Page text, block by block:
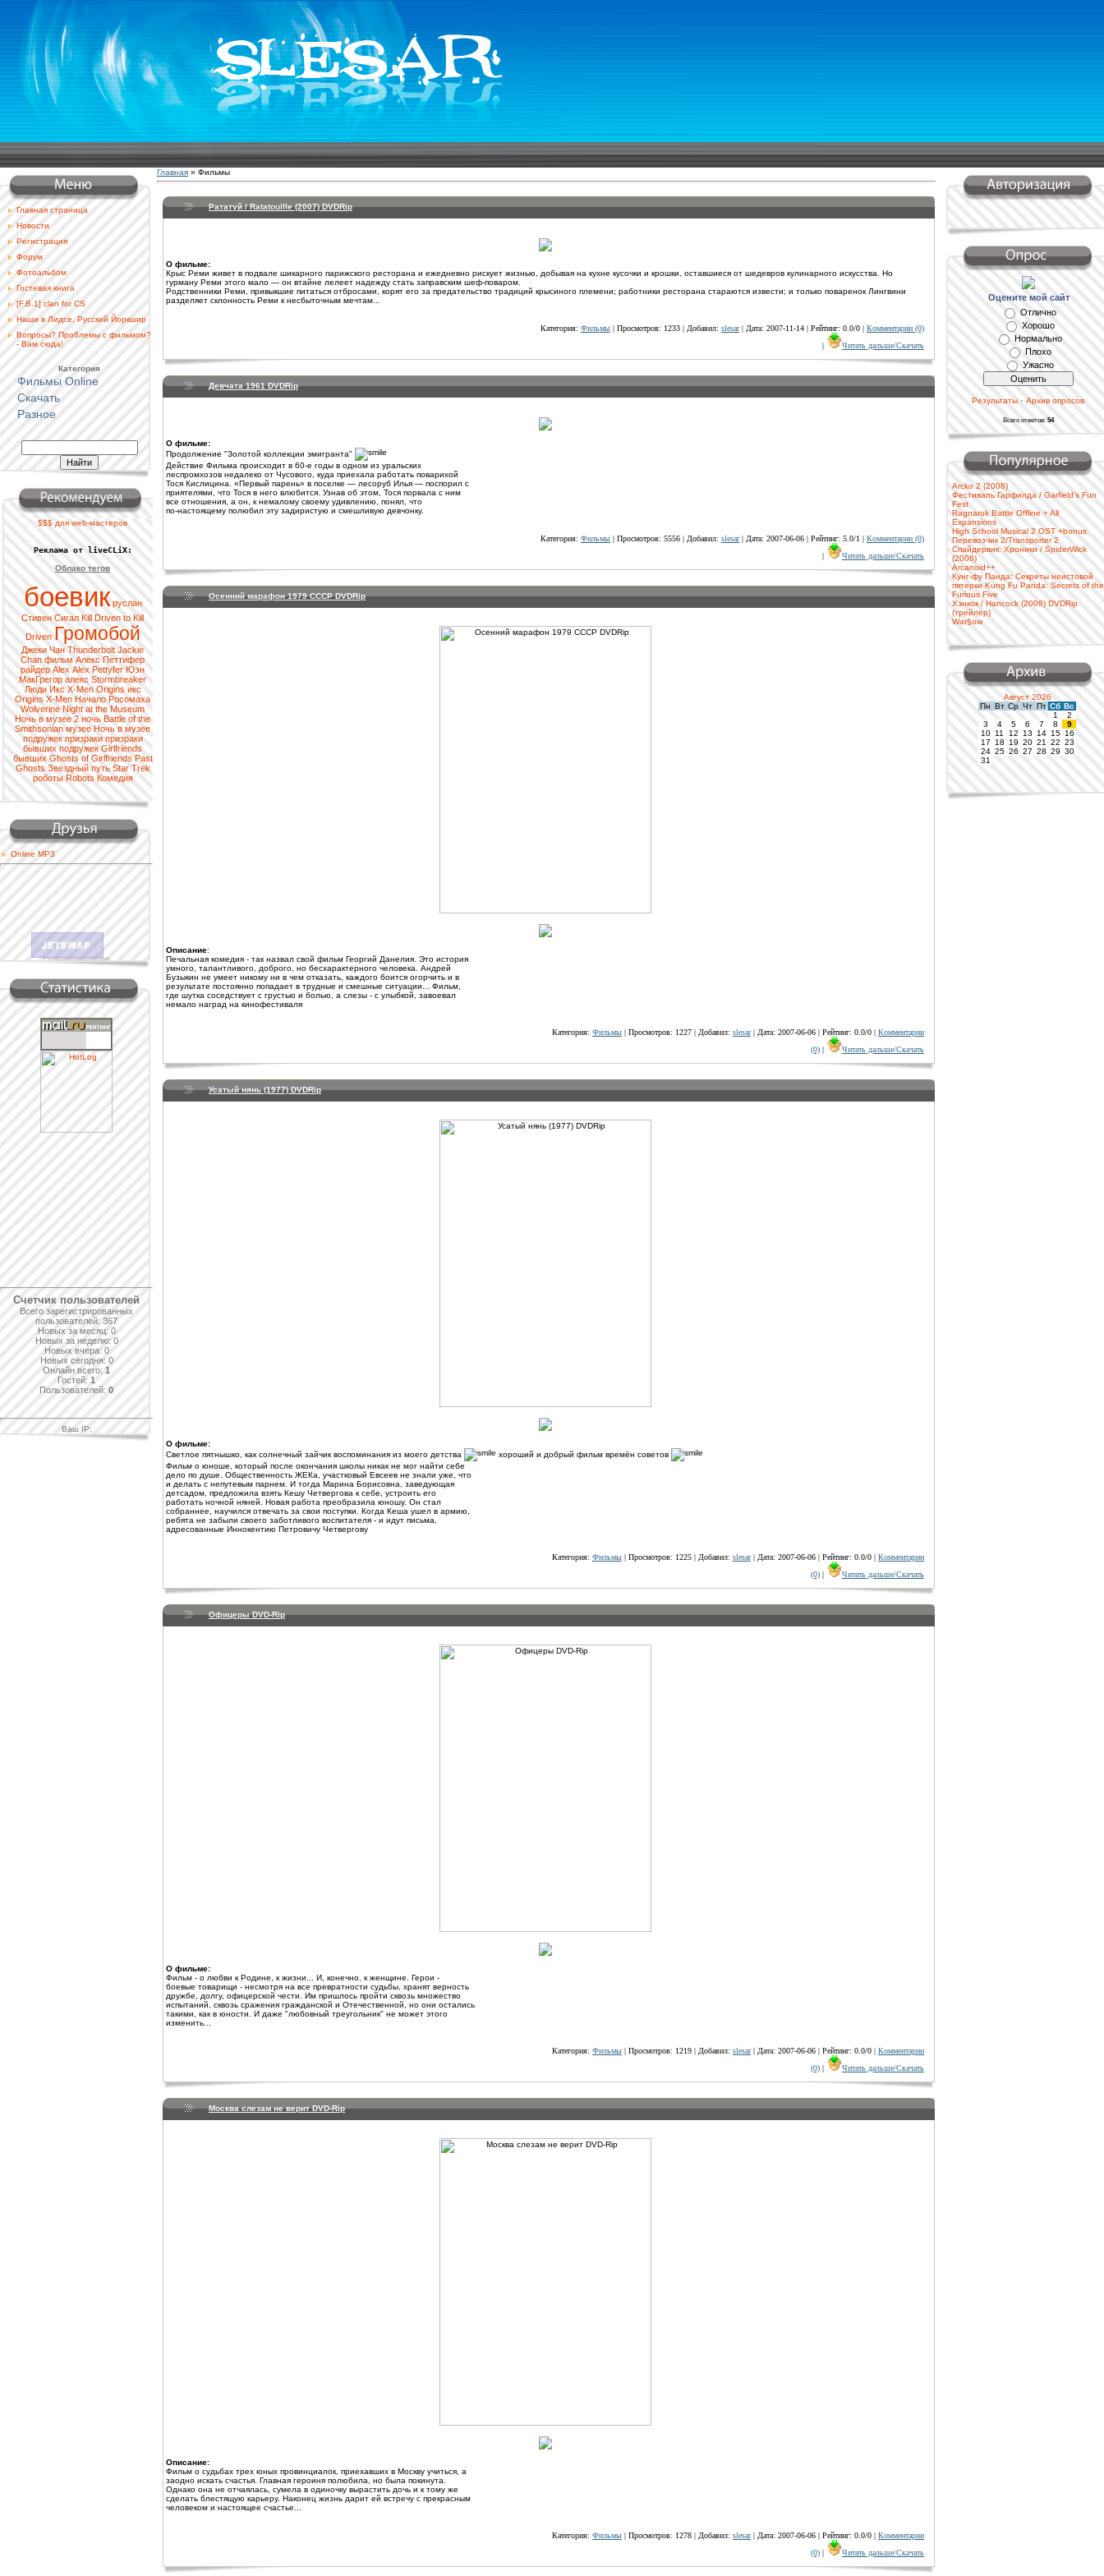
Главная страница
Новости
Регистрация
Форум
Фотоальбом
Гостевая книга
[F.B.1] clan for CS
Наши в Лидсе, Русский Йоркшир
Вопросы? Проблемы с фильмом?
- Вам сюда!
Категория
Фильмы Online
Скачать
Разное
$$$ для web-мастеров
Реклама от liveCLiX:
Облако тегов
боевик руслан
Стивен Сигал Kill Driven to Kill
Driven Громобой
Джеки Чан Thunderbolt Jackie
Chan фильм Алекс Петтифер
райдер Alex Alex Pettyfer Юэн
МакГрегор алекс Stormbreaker
Люди Икс X-Men Origins икс
Origins X-Men Начало Росомаха
Wolverine Night at the Museum
Ночь в музее 2 ночь Battle of the
Smithsonian музее Ночь в музее
подружек призраки призраки
бывших подружек Girlfriends
бывших Ghosts of Girlfriends Past
Ghosts Звездный путь Star Trek
роботы Robots Комедия
Online MP3
Наша кнопка
Счетчик пользователей
Всего зарегистрированных
пользователей: 367
Новых за месяц: 0
Новых за неделю: 0
Новых вчера: 0
Новых сегодня: 0
Онлайн всего: 1
Гостей: 1
Пользователей: 0
Ваш IP:
Главная » Фильмы
Рататуй / Ratatouille (2007) DVDRip
О фильме:
Крыс Реми живет в подвале шикарного парижского ресторана и ежедневно рискует жизнью, добывая на кухне кусочки и крошки, оставшиеся от шедевров кулинарного искусства. Но
гурману Реми этого мало — он втайне лелеет надежду стать заправским шеф-поваром.
Родственники Реми, привыкшие питаться отбросами, корят его за предательство традиций крысиного племени; работники ресторана стараются извести; и только поваренок Лингвини
разделяет склонность Реми к несбыточным мечтам...
Категория: Фильмы | Просмотров: 1233 | Добавил: slesar| Дата: 2007-11-14 | Рейтинг: 0.0/0 | Комментарии (0)
|
Читать дальше/Скачать
Девчата 1961 DVDRip
О фильме:
Продолжение "Золотой коллекции эмигранта"
Действие Фильма происходит в 60-е годы в одном из уральских
леспромхозов недалеко от Чусового, куда приехала работать поварихой
Тося Кислицина. «Первый парень» в поселке — лесоруб Илья — поспорил с
приятелями, что Тося в него влюбится. Узнав об этом, Тося порвала с ним
все отношения, а он, к немалому своему удивлению, понял, что
по-настоящему полюбил эту задиристую и смешливую девчонку.
Категория: Фильмы | Просмотров: 5556 | Добавил: slesar| Дата: 2007-06-06 | Рейтинг: 5.0/1 | Комментарии (0)
|
Читать дальше/Скачать
Осенний марафон 1979 СССР DVDRip
Описание:
Печальная комедия - так назвал свой фильм Георгий Данелия. Это история
умного, талантливого, доброго, но бесхарактерного человека. Андрей
Бузыкин не умеет никому ни в чем отказать, каждого боится огорчить и в
результате постоянно попадает в трудные и смешные ситуации... Фильм,
где шутка соседствует с грустью и болью, а слезы - с улыбкой, завоевал
немало наград на кинофестиваля
Категория: Фильмы | Просмотров: 1227 | Добавил: slesar| Дата: 2007-06-06 | Рейтинг: 0.0/0 | Комментарии
(0) | Читать дальше/Скачать
Усатый нянь (1977) DVDRip
О фильме:
Светлое пятнышко, как солнечный зайчик воспоминания из моего детства
хороший и добрый фильм времён советов
Фильм о юноше, который после окончания школы никак не мог найти себе
дело по душе. Общественность ЖЕКа, участковый Евсеев не знали уже, что
и делать с непутевым парнем. И тогда Марина Борисовна, заведующая
детсадом, предложила взять Кешу Четвергова к себе, устроить его
работать ночной няней. Новая работа преобразила юношу. Он стал
собраннее, научился отвечать за свои поступки. Когда Кеша ушел в армию,
ребята не забыли своего заботливого воспитателя - и идут письма,
адресованные Иннокентию Петровичу Четвергову
Категория: Фильмы | Просмотров: 1225 | Добавил: slesar| Дата: 2007-06-06 | Рейтинг: 0.0/0 | Комментарии
(0) | Читать дальше/Скачать
Офицеры DVD-Rip
О фильме:
Фильм - о любви к Родине, к жизни... И, конечно, к женщине. Герои -
боевые товарищи - несмотря на все превратности судьбы, хранят верность
дружбе, долгу, офицерской чести. Им пришлось пройти сквозь множество
испытаний, сквозь сражения гражданской и Отечественной, но они остались
такими, как в юности. И даже "любовный треугольник" не может этого
изменить...
Категория: Фильмы | Просмотров: 1219 | Добавил: slesar| Дата: 2007-06-06 | Рейтинг: 0.0/0 | Комментарии
(0) | Читать дальше/Скачать
Москва слезам не верит DVD-Rip
Описание:
Фильм о судьбах трех юных провинциалок, приехавших в Москву учиться, а
заодно искать счастья. Главная героиня полюбила, но была покинута.
Однако она не отчаялась, сумела в одиночку вырастить дочь и к тому же
сделать блестящую карьеру. Наконец жизнь дарит ей встречу с прекрасным
человеком и настоящее счастье...
Категория: Фильмы | Просмотров: 1278 | Добавил: slesar| Дата: 2007-06-06 | Рейтинг: 0.0/0 | Комментарии
(0) | Читать дальше/Скачать
Оцените мой сайт
Отлично
Хорошо
Нормально
Плохо
Ужасно
Результаты · Архив опросов
Всего ответов: 54
Arcko 2 (2008)
Фестиваль Гарфилда / Garfield’s Fun
Fest
Ragnarok Battle Offline + All
Expansions
High School Musical 2 OST +bonus
Перевозчик 2/Transporter 2
Спайдервик: Хроники / SpiderWick
(2008)
Arcanoid++
Кунг-фу Панда: Секреты неистовой
пятерки Kung Fu Panda: Secrets of the
Furious Five
Хэнкок / Hancock (2008) DVDRip
(трейлер)
War§ow
Август 2026
Пн Вт Ср Чт Пт Сб Вс
1
2
3
4 5 6 7 8
9
10 11 12 13 14 15 16
17
18 19 20 21 22 23
24 25 26 27 28 29 30
31